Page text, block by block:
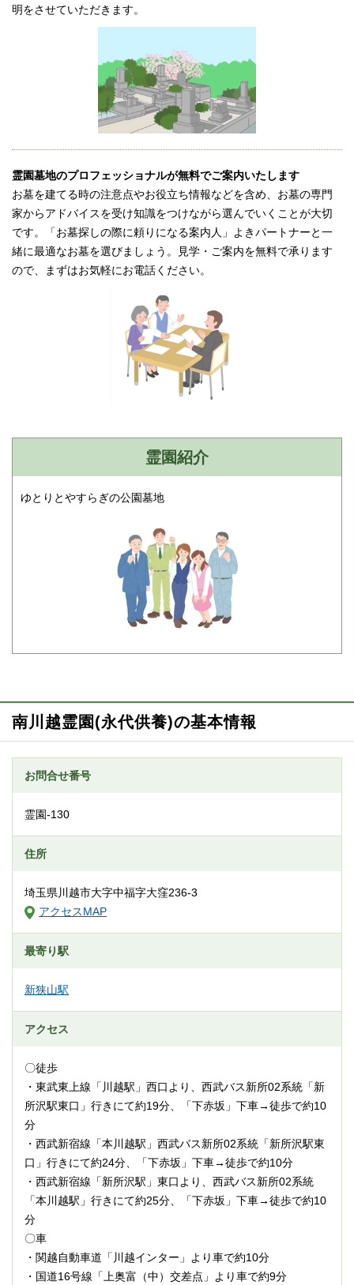
明をさせていただきます。
霊園墓地のプロフェッショナルが無料でご案内いたします
お墓を建てる時の注意点やお役立ち情報などを含め、お墓の専門
家からアドバイスを受け知識をつけながら選んでいくことが大切
です。「お墓探しの際に頼りになる案内人」よきパートナーと一
緒に最適なお墓を選びましょう。見学・ご案内を無料で承ります
ので、まずはお気軽にお電話ください。
霊園紹介
ゆとりとやすらぎの公園墓地
南川越霊園(永代供養)の基本情報
お問合せ番号
霊園-130
住所
埼玉県川越市大字中福字大窪236-3
アクセスMAP
最寄り駅
新狭山駅
アクセス
〇徒歩
・東武東上線「川越駅」西口より、西武バス新所02系統「新
所沢駅東口」行きにて約19分、「下赤坂」下車→徒歩で約10
分
・西武新宿線「本川越駅」西武バス新所02系統「新所沢駅東
口」行きにて約24分、「下赤坂」下車→徒歩で約10分
・西武新宿線「新所沢駅」東口より、西武バス新所02系統
「本川越駅」行きにて約25分、「下赤坂」下車→徒歩で約10
分
〇車
・関越自動車道「川越インター」より車で約10分
・国道16号線「上奥富（中）交差点」より車で約9分